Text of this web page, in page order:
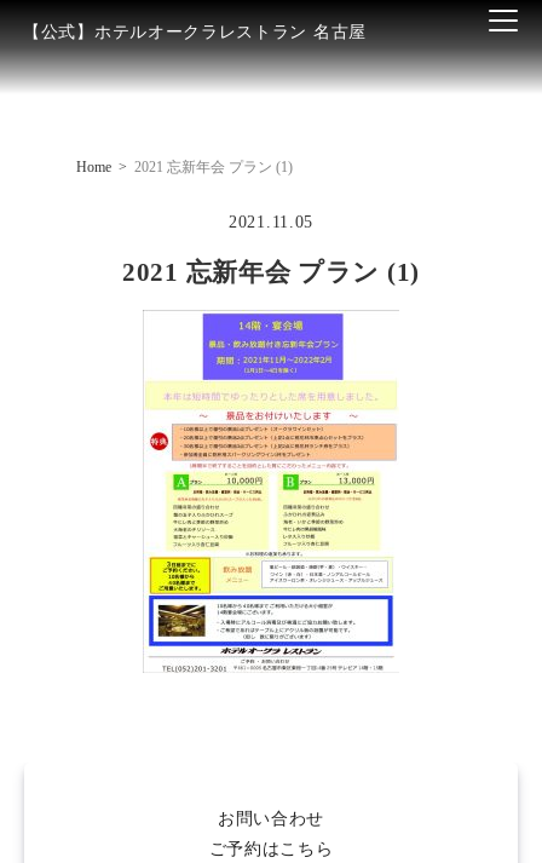
【公式】ホテルオークラレストラン 名古屋
Home 2021 忘新年会 プラン (1)
2021.11.05
2021 忘新年会 プラン (1)
お問い合わせ
ご予約はこちら